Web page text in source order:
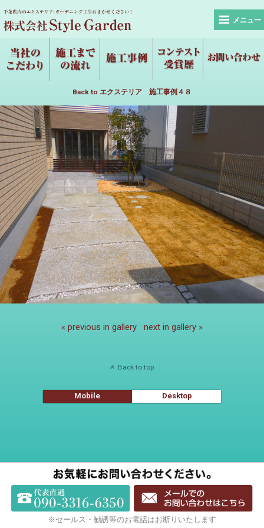
メニュー
Back to エクステリア 施工事例４８
« previous in gallery next in gallery »
Back to top
Mobile Desktop
※セールス・勧誘等のお電話はお断りいたします